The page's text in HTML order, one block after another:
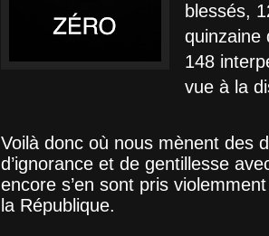
blessés,
quinzaine
148
vue à la
Voilà donc où nous mènent des
d’ignorance et de gentillesse
encore s’en sont pris
la République.